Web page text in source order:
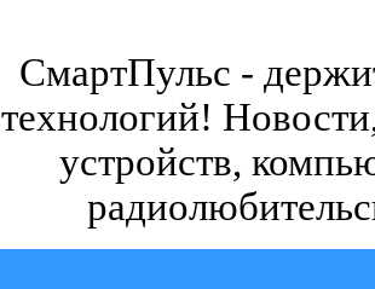
СмартПульс -
технологий!
устройств,